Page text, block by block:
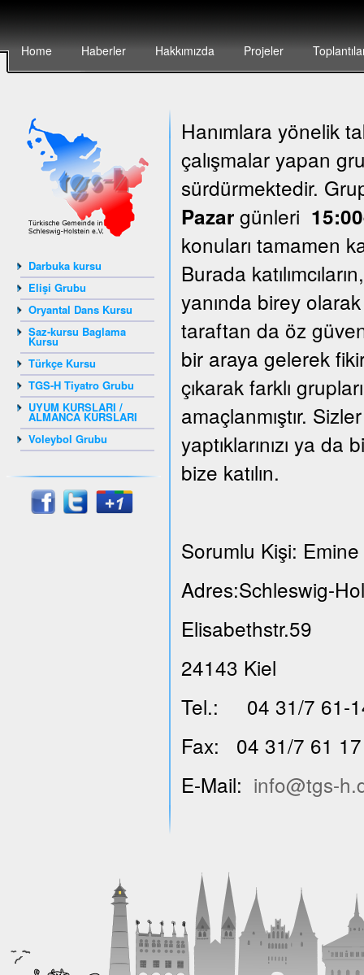
Home Haberler Hakkımızda Projeler
Darbuka kursu
Elişi Grubu
Oryantal Dans Kursu
Saz-kursu Baglama
Kursu
Türkçe Kursu
TGS-H Tiyatro Grubu
UYUM KURSLARI /
ALMANCA KURSLARI
Voleybol Grubu
Hanımlara yönelik
çalışmalar yapan
sürdürmektedir.
Pazargünleri
konuları tamamen
Burada
yanında birey
taraftan da öz
bir araya gelerek
çıkarak farklı
amaçlanmıştır.
yaptıklarınızı ya
bize katılın.
Sorumlu Kişi:
Adres:Schleswig-
Elisabethstr.59
24143 Kiel
Tel.: 04 31/7 61-
Fax: 04 31/7 61 17
E-Mail: info@tgs-